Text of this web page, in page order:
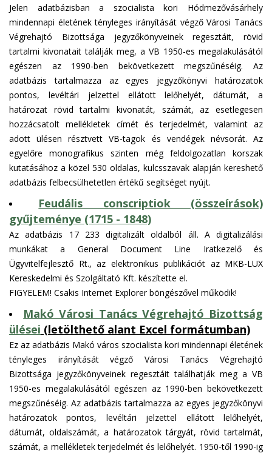
Jelen adatbázisban a szocialista kori Hódmezővásárhely
mindennapi életének tényleges irányítását végző Városi Tanács
Végrehajtó Bizottsága jegyzőkönyveinek regesztáit, rövid
tartalmi kivonatait találják meg, a VB 1950-es megalakulásától
egészen az 1990-ben bekövetkezett megszűnéséig. Az
adatbázis tartalmazza az egyes jegyzőkönyvi határozatok
pontos, levéltári jelzettel ellátott lelőhelyét, dátumát, a
határozat rövid tartalmi kivonatát, számát, az esetlegesen
hozzácsatolt mellékletek címét és terjedelmét, valamint az
adott ülésen résztvett VB-tagok és vendégek névsorát. Az
egyelőre monografikus szinten még feldolgozatlan korszak
kutatásához a közel 530 oldalas, kulcsszavak alapján kereshető
adatbázis felbecsülhetetlen értékű segítséget nyújt.
Feudális conscriptiok (összeírások)
gyűjteménye (1715 - 1848)
Az adatbázis 17 233 digitalizált oldalból áll. A digitalizálási
munkákat a General Document Line Iratkezelő és
Ügyvitelfejlesztő Rt., az elektronikus publikációt az MKB-LUX
Kereskedelmi és Szolgáltató Kft. készítette el.
FIGYELEM! Csakis Internet Explorer böngészővel működik!
Makó Városi Tanács Végrehajtó Bizottság
ülései (letölthető alant Excel formátumban)
Ez az adatbázis Makó város szocialista kori mindennapi életének
tényleges irányítását végző Városi Tanács Végrehajtó
Bizottsága jegyzőkönyveinek regesztáit találhatják meg a VB
1950-es megalakulásától egészen az 1990-ben bekövetkezett
megszűnéséig. Az adatbázis tartalmazza az egyes jegyzőkönyvi
határozatok pontos, levéltári jelzettel ellátott lelőhelyét,
dátumát, oldalszámát, a határozatok tárgyát, rövid tartalmát,
számát, a mellékletek terjedelmét és lelőhelyét. 1950-től 1990-ig